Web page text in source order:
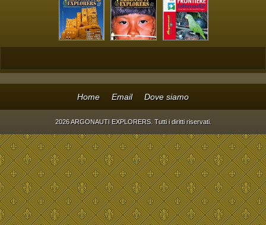
Home Email Dove siamo
2026 ARGONAUTI EXPLORERS. Tutti i diritti riservati.